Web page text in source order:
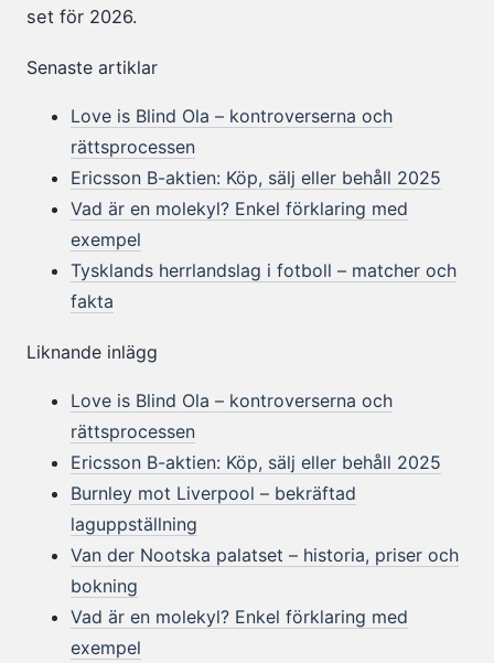
set för 2026.
Senaste artiklar
Love is Blind Ola – kontroverserna och
rättsprocessen
Ericsson B-aktien: Köp, sälj eller behåll 2025
Vad är en molekyl? Enkel förklaring med
exempel
Tysklands herrlandslag i fotboll – matcher och
fakta
Liknande inlägg
Love is Blind Ola – kontroverserna och
rättsprocessen
Ericsson B-aktien: Köp, sälj eller behåll 2025
Burnley mot Liverpool – bekräftad
laguppställning
Van der Nootska palatset – historia, priser och
bokning
Vad är en molekyl? Enkel förklaring med
exempel